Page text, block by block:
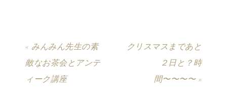
« みんみん先生の素
敵なお茶会とアンテ
ィーク講座
クリスマスまであと
２日と？時
間〜〜〜〜 »